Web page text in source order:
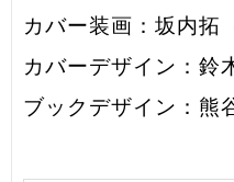
カバー装画：坂内拓
カバーデザイン：鈴
ブックデザイン：熊